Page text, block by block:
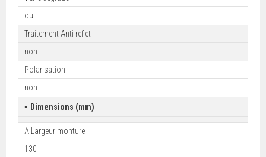
oui
Traitement Anti reflet
non
Polarisation
non
▪ Dimensions (mm)
A Largeur monture
130